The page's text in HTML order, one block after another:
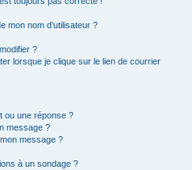
mon nom d’utilisateur ?
?
lorsque je clique sur le lien de courrier
ou une réponse ?
message ?
message ?
à un sondage ?